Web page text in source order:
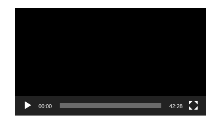
00:00 42:28